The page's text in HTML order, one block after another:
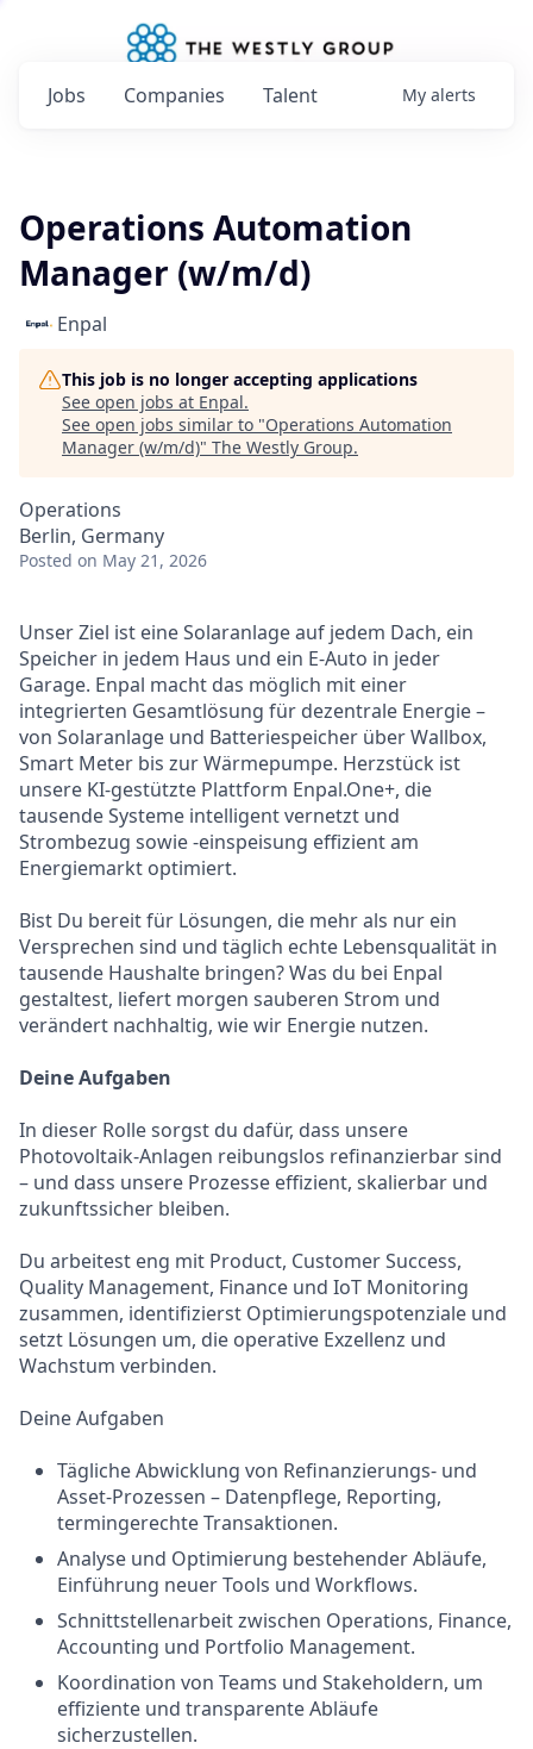
Jobs Companies Talent My alerts
Operations Automation
Manager (w/m/d)
Enpal
This job is no longer accepting applications
See open jobs at Enpal.
See open jobs similar to "Operations Automation
Manager (w/m/d)" The Westly Group.
Operations
Berlin, Germany
Posted on May 21, 2026
Unser Ziel ist eine Solaranlage auf jedem Dach, ein
Speicher in jedem Haus und ein E-Auto in jeder
Garage. Enpal macht das möglich mit einer
integrierten Gesamtlösung für dezentrale Energie –
von Solaranlage und Batteriespeicher über Wallbox,
Smart Meter bis zur Wärmepumpe. Herzstück ist
unsere KI-gestützte Plattform Enpal.One+, die
tausende Systeme intelligent vernetzt und
Strombezug sowie -einspeisung effizient am
Energiemarkt optimiert.
Bist Du bereit für Lösungen, die mehr als nur ein
Versprechen sind und täglich echte Lebensqualität in
tausende Haushalte bringen? Was du bei Enpal
gestaltest, liefert morgen sauberen Strom und
verändert nachhaltig, wie wir Energie nutzen.
Deine Aufgaben
In dieser Rolle sorgst du dafür, dass unsere
Photovoltaik-Anlagen reibungslos refinanzierbar sind
– und dass unsere Prozesse effizient, skalierbar und
zukunftssicher bleiben.
Du arbeitest eng mit Product, Customer Success,
Quality Management, Finance und IoT Monitoring
zusammen, identifizierst Optimierungspotenziale und
setzt Lösungen um, die operative Exzellenz und
Wachstum verbinden.
Deine Aufgaben
Tägliche Abwicklung von Refinanzierungs- und
Asset-Prozessen – Datenpflege, Reporting,
termingerechte Transaktionen.
Analyse und Optimierung bestehender Abläufe,
Einführung neuer Tools und Workflows.
Schnittstellenarbeit zwischen Operations, Finance,
Accounting und Portfolio Management.
Koordination von Teams und Stakeholdern, um
effiziente und transparente Abläufe
sicherzustellen.